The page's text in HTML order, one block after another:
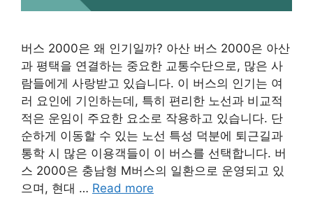
버스 2000은 왜 인기일까? 아산 버스 2000은 아산
과 평택을 연결하는 중요한 교통수단으로, 많은 사
람들에게 사랑받고 있습니다. 이 버스의 인기는 여
러 요인에 기인하는데, 특히 편리한 노선과 비교적
적은 운임이 주요한 요소로 작용하고 있습니다. 단
순하게 이동할 수 있는 노선 특성 덕분에 퇴근길과
통학 시 많은 이용객들이 이 버스를 선택합니다. 버
스 2000은 충남형 M버스의 일환으로 운영되고 있
으며, 현대 … Read more